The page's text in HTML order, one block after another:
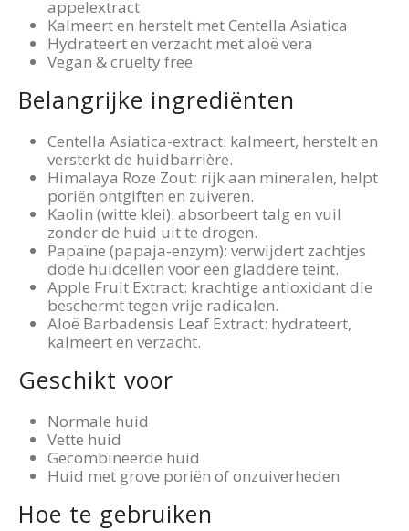
appelextract
Kalmeert en herstelt met Centella Asiatica
Hydrateert en verzacht met aloë vera
Vegan & cruelty free
Belangrijke ingrediënten
Centella Asiatica-extract: kalmeert, herstelt en
versterkt de huidbarrière.
Himalaya Roze Zout: rijk aan mineralen, helpt
poriën ontgiften en zuiveren.
Kaolin (witte klei): absorbeert talg en vuil
zonder de huid uit te drogen.
Papaïne (papaja-enzym): verwijdert zachtjes
dode huidcellen voor een gladdere teint.
Apple Fruit Extract: krachtige antioxidant die
beschermt tegen vrije radicalen.
Aloë Barbadensis Leaf Extract: hydrateert,
kalmeert en verzacht.
Geschikt voor
Normale huid
Vette huid
Gecombineerde huid
Huid met grove poriën of onzuiverheden
Hoe te gebruiken